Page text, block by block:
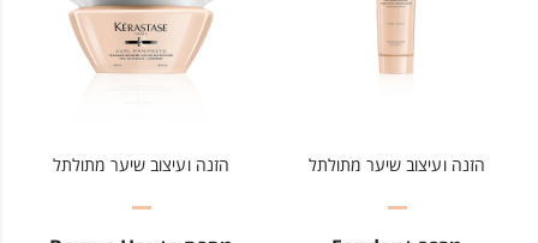
הזנה ועיצוב שיער מתולתל הזנה ועיצוב שיער מתולתל